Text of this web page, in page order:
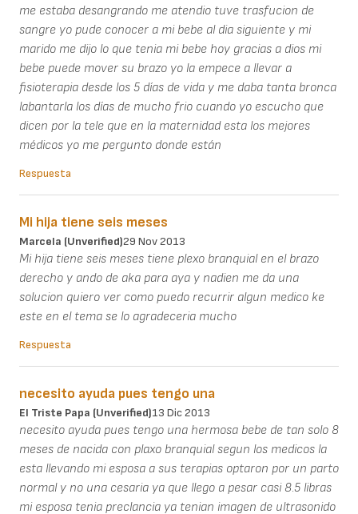
me estaba desangrando me atendio tuve trasfucion de
sangre yo pude conocer a mi bebe al dia siguiente y mi
marido me dijo lo que tenia mi bebe hoy gracias a dios mi
bebe puede mover su brazo yo la empece a llevar a
fisioterapia desde los 5 días de vida y me daba tanta bronca
labantarla los días de mucho frio cuando yo escucho que
dicen por la tele que en la maternidad esta los mejores
médicos yo me pergunto donde están
Respuesta
Mi hija tiene seis meses
Marcela (unverified)29 Nov 2013
Mi hija tiene seis meses tiene plexo branquial en el brazo
derecho y ando de aka para aya y nadien me da una
solucion quiero ver como puedo recurrir algun medico ke
este en el tema se lo agradeceria mucho
Respuesta
necesito ayuda pues tengo una
El Triste Papa (unverified)13 Dic 2013
necesito ayuda pues tengo una hermosa bebe de tan solo 8
meses de nacida con plaxo branquial segun los medicos la
esta llevando mi esposa a sus terapias optaron por un parto
normal y no una cesaria ya que llego a pesar casi 8.5 libras
mi esposa tenia preclancia ya tenian imagen de ultrasonido